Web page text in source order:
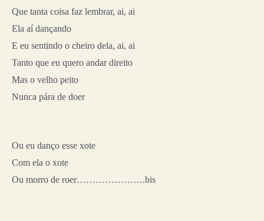
Que tanta coisa faz lembrar, ai, ai
Ela aí dançando
E eu sentindo o cheiro dela, ai, ai
Tanto que eu quero andar direito
Mas o velho peito
Nunca pára de doer
Ou eu danço esse xote
Com ela o xote
Ou morro de roer………………….bis